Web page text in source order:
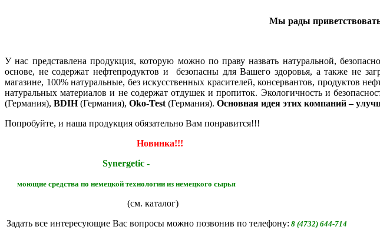
Мы рады
У нас представлена продукция, которую можно по праву назвать натуральной,
основе, не содержат нефтепродуктов и безопасны для Вашего здоровья, а также не
магазине, 100% натуральные, без искусственных красителей, консервантов, продуктов
натуральных материалов и не содержат отдушек и пропиток. Экологичность и
(Германия), BDIH(Германия), Oko-Test (Германия). Основная идея этих компаний –
Попробуйте, и наша продукция обязательно Вам понравится!!!
Новинка!!!
Synergetic -
моющие средства по немецкой технологии из немецкого сырья
(см. каталог)
Задать все интересующие Вас вопросы можно позвонив по телефону: 8 (4732) 644-714